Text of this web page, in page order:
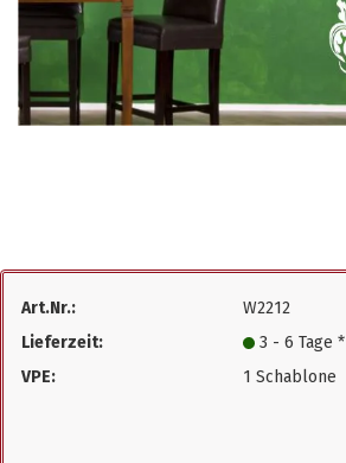
Art.Nr.:
W2212
Lieferzeit:
3 - 6 Tage *
VPE:
1 Schablone